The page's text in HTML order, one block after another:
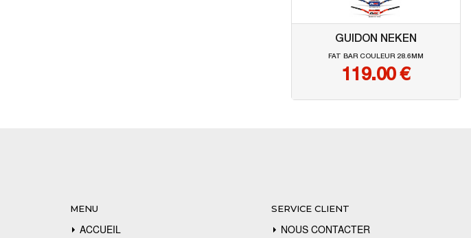
GUIDON NEKEN
FAT BAR COULEUR 28.6MM
119.00€
MENU
ACCUEIL
SERVICE CLIENT
NOUS CONTACTER